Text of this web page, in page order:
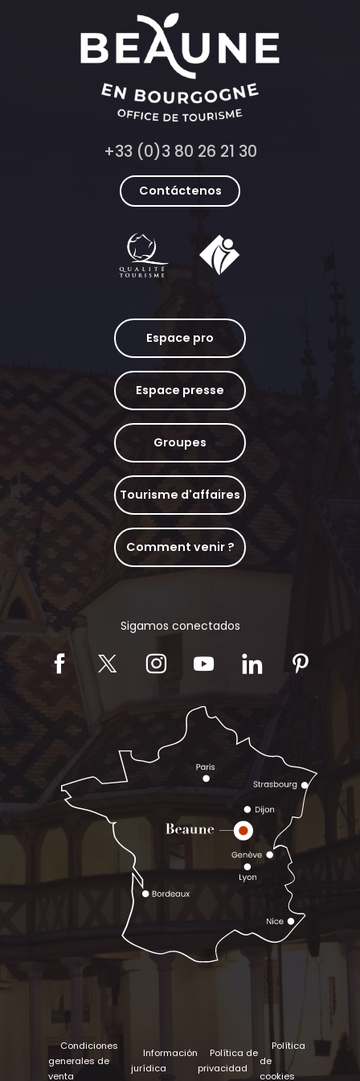
+33 (0)3 80 26 21 30
Contáctenos
Espace pro
Espace presse
Groupes
Tourisme d'affaires
Comment venir ?
Sigamos conectados
Condiciones
generales de
venta
Información
jurídica
Política de
privacidad
Política
de
cookies